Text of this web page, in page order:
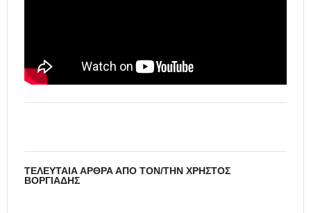
ΤΕΛΕΥΤΑΊΑ ΆΡΘΡΑ ΑΠΌ ΤΟΝ/ΤΗΝ ΧΡΉΣΤΟΣ
ΒΟΡΓΙΆΔΗΣ